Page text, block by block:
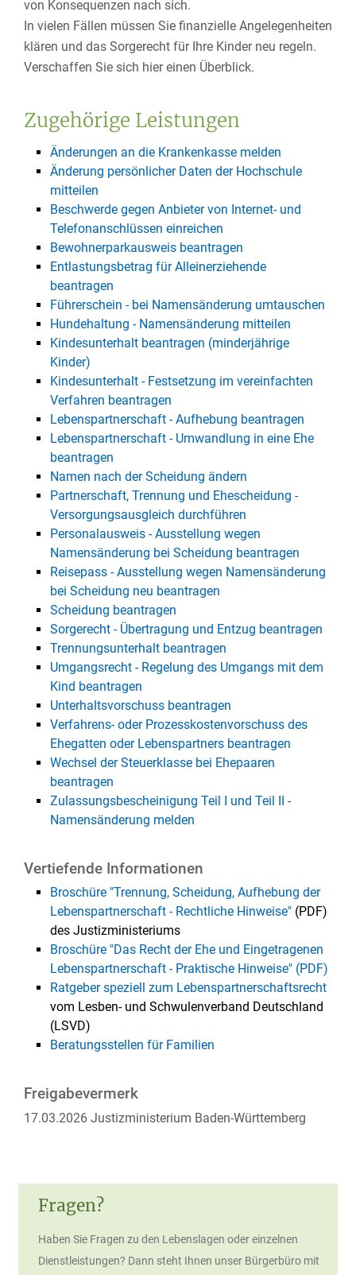
Fragen?
Haben Sie Fragen zu den Lebenslagen oder einzelnen
Dienstleistungen? Dann steht Ihnen unser Bürgerbüro mit
von Konsequenzen nach sich.
In vielen Fällen müssen Sie finanzielle Angelegenheiten
klären und das Sorgerecht für Ihre Kinder neu regeln.
Verschaffen Sie sich hier einen Überblick.
Vertiefende Informationen
Broschüre "Trennung, Scheidung, Aufhebung der
Lebenspartnerschaft - Rechtliche Hinweise" (PDF)
des Justizministeriums
Broschüre "Das Recht der Ehe und Eingetragenen
Lebenspartnerschaft - Praktische Hinweise" (PDF)
Ratgeber speziell zum Lebenspartnerschaftsrecht
vom Lesben- und Schwulenverband Deutschland
(LSVD)
Beratungsstellen für Familien
Zugehörige Leistungen
Änderungen an die Krankenkasse melden
Änderung persönlicher Daten der Hochschule
mitteilen
Beschwerde gegen Anbieter von Internet- und
Telefonanschlüssen einreichen
Bewohnerparkausweis beantragen
Entlastungsbetrag für Alleinerziehende
beantragen
Führerschein - bei Namensänderung umtauschen
Hundehaltung - Namensänderung mitteilen
Kindesunterhalt beantragen (minderjährige
Kinder)
Kindesunterhalt - Festsetzung im vereinfachten
Verfahren beantragen
Lebenspartnerschaft - Aufhebung beantragen
Lebenspartnerschaft - Umwandlung in eine Ehe
beantragen
Namen nach der Scheidung ändern
Partnerschaft, Trennung und Ehescheidung -
Versorgungsausgleich durchführen
Personalausweis - Ausstellung wegen
Namensänderung bei Scheidung beantragen
Reisepass - Ausstellung wegen Namensänderung
bei Scheidung neu beantragen
Scheidung beantragen
Sorgerecht - Übertragung und Entzug beantragen
Trennungsunterhalt beantragen
Umgangsrecht - Regelung des Umgangs mit dem
Kind beantragen
Unterhaltsvorschuss beantragen
Verfahrens- oder Prozesskostenvorschuss des
Ehegatten oder Lebenspartners beantragen
Wechsel der Steuerklasse bei Ehepaaren
beantragen
Zulassungsbescheinigung Teil I und Teil II -
Namensänderung melden
Freigabevermerk
17.03.2026 Justizministerium Baden-Württemberg